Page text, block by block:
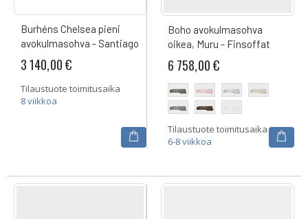
Burhéns Chelsea pieni
avokulmasohva - Santiago
3 140,00 €
Tilaustuote toimitusaika
8 viikkoa
Boho avokulmasohva
oikea, Muru - Finsoffat
6 758,00 €
Tilaustuote toimitusaika
6-8 viikkoa